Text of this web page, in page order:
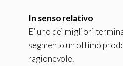
In senso relativo
E’ uno dei migliori
segmento un ottimo
ragionevole.